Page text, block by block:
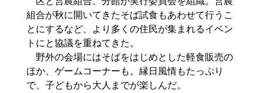
組合が秋に開いてきたそば試食もあわせて行うこ
とにするなど、より多くの住民が集まれるイベン
トにと協議を重ねてきた。
野外の会場にはそばをはじめとした軽食販売の
ほか、ゲームコーナーも。縁日風情もたっぷり
で、子どもから大人までが楽しんだ。